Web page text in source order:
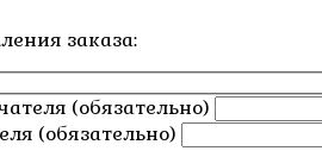
заказа:
(обязательно)
(обязательно)